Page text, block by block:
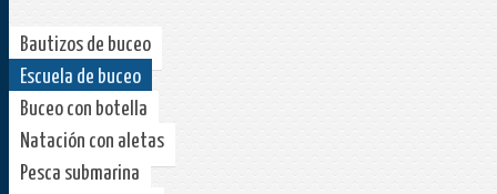
Bautizos de buceo
Escuela de buceo
Buceo con botella
Natación con aletas
Pesca submarina